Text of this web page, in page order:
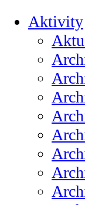
Aktivity